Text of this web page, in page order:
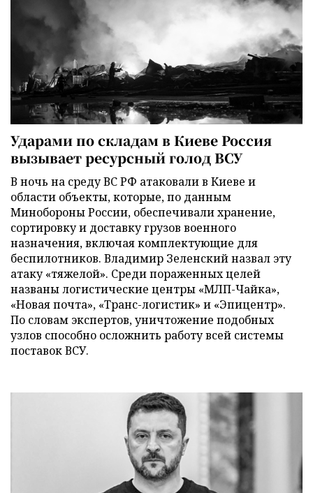
Ударами по складам в Киеве Россия
вызывает ресурсный голод ВСУ
В ночь на среду ВС РФ атаковали в Киеве и
области объекты, которые, по данным
Минобороны России, обеспечивали хранение,
сортировку и доставку грузов военного
назначения, включая комплектующие для
беспилотников. Владимир Зеленский назвал эту
атаку «тяжелой». Среди пораженных целей
названы логистические центры «МЛП-Чайка»,
«Новая почта», «Транс-логистик» и «Эпицентр».
По словам экспертов, уничтожение подобных
узлов способно осложнить работу всей системы
поставок ВСУ.